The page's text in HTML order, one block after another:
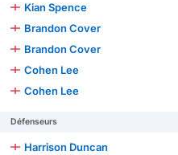
Kian Spence
Brandon Cover
Brandon Cover
Cohen Lee
Cohen Lee
Défenseurs
Harrison Duncan